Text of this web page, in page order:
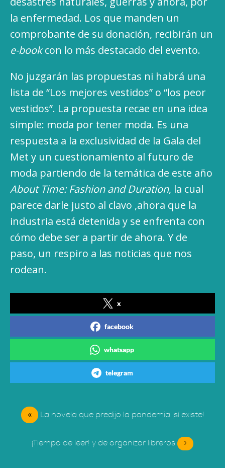
la enfermedad. Los que manden un
comprobante de su donación, recibirán un
e-bookcon lo más destacado del evento.
No juzgarán las propuestas ni habrá una
lista de “Los mejores vestidos” o “los peor
vestidos”. La propuesta recae en una idea
simple: moda por tener moda. Es una
respuesta a la exclusividad de la Gala del
Met y un cuestionamiento al futuro de
moda partiendo de la temática de este año
About Time: Fashion and Duration, la cual
parece darle justo al clavo ,ahora que la
industria está detenida y se enfrenta con
cómo debe ser a partir de ahora. Y de
paso, un respiro a las noticias que nos
rodean.
x
facebook
whatsapp
telegram
« La novela que predijo la pandemia ¡sí existe!
¡Tiempo de leer! y de organizar libreros »